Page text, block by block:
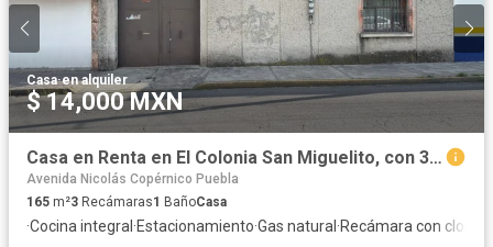
Casa·en alquiler
$ 14,000 MXN
Casa en Renta en El Colonia San Miguelito, con 3 Recamaras Amueblada
Avenida Nicolás Copérnico Puebla
165 m²3 Recámaras1 BañoCasa
·Cocina integral ·Estacionamiento·Gas natural ·Recámara con closet